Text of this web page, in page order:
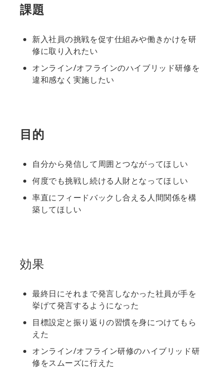
課題
新入社員の挑戦を促す仕組みや働きかけを研
修に取り入れたい
オンライン/オフラインのハイブリッド研修を
違和感なく実施したい
目的
自分から発信して周囲とつながってほしい
何度でも挑戦し続ける人財となってほしい
率直にフィードバックし合える人間関係を構
築してほしい
効果
最終日にそれまで発言しなかった社員が手を
挙げて発言するようになった
目標設定と振り返りの習慣を身につけてもら
えた
オンライン/オフライン研修のハイブリッド研
修をスムーズに行えた